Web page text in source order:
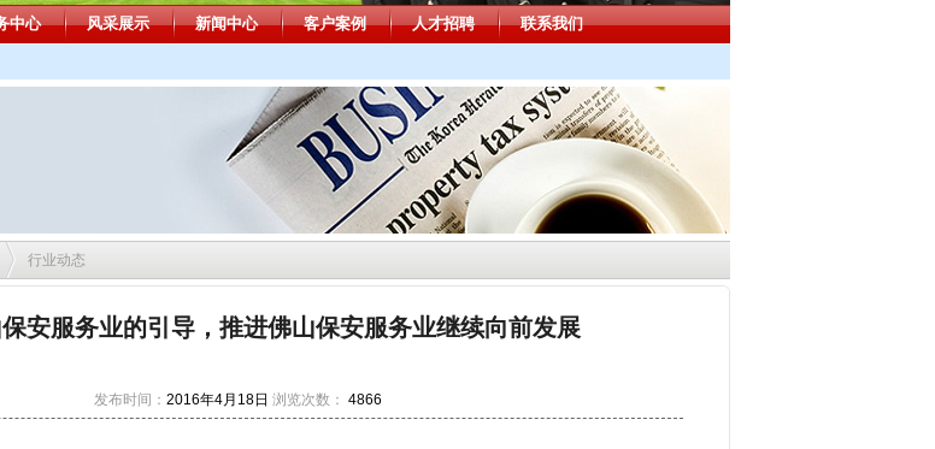
中心 风采展示 新闻中心 客户案例 人才招聘 联系我们
行业动态
安服务业的引导，推进佛山保安服务业继续向前发展
发布时间： 2016年4月18日 浏览次数： 4866